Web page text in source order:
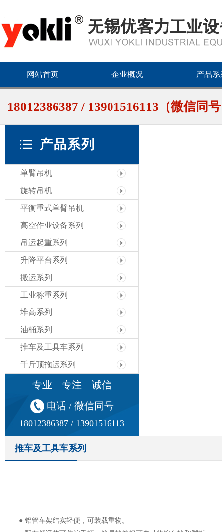
网站首页 企业概况 产品系
18012386387 / 13901516113（微信同
产品系列
单臂吊机
旋转吊机
平衡重式单臂吊机
高空作业设备系列
吊运起重系列
升降平台系列
搬运系列
工业称重系列
堆高系列
油桶系列
推车及工具车系列
千斤顶拖运系列
专业 专注 诚信
电话 / 微信同号
18012386387 / 13901516113
推车及工具车系列
● 铝管车架结实轻便，可装载重物。